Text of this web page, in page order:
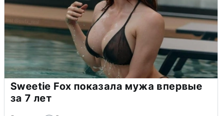
Sweetie Fox показала мужа впервые
за 7 лет